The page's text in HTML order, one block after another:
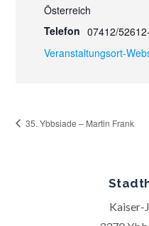
Österreich
Telefon 07412/
Veranstaltungsort-
35. Ybbsiade – Martin Frank
Kaiser-